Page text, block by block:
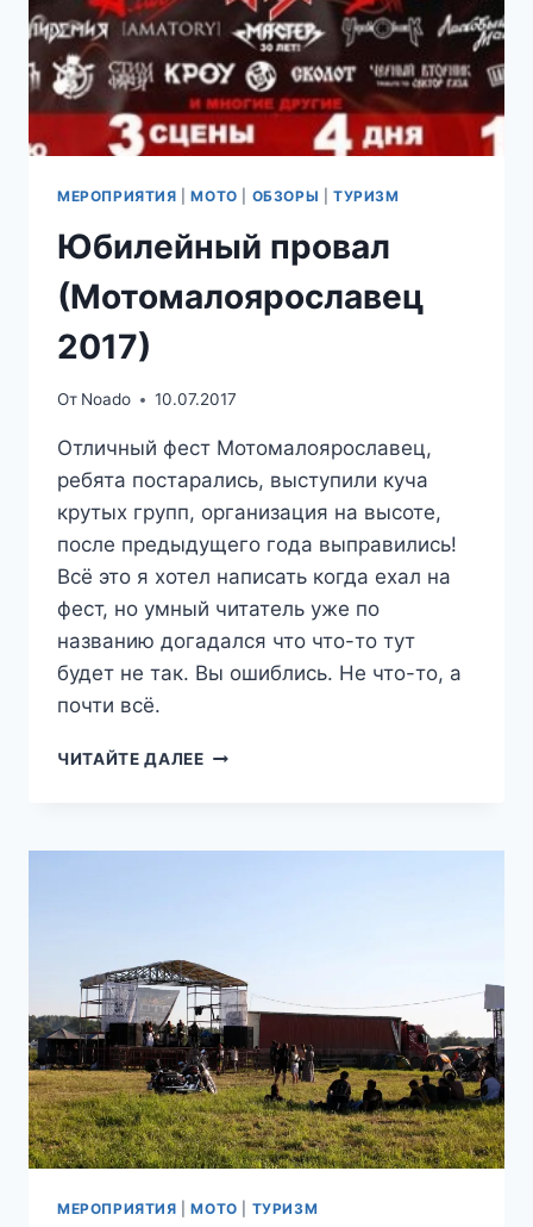
МЕРОПРИЯТИЯ |МОТО ОБЗОРЫ ТУРИЗМ
Юбилейный провал
(Мотомалоярославец
2017)
От Noado 10.07.2017
Отличный фест Мотомалоярославец,
ребята постарались, выступили куча
крутых групп, организация на высоте,
после предыдущего года выправились!
Всё это я хотел написать когда ехал на
фест, но умный читатель уже по
названию догадался что что-то тут
будет не так. Вы ошиблись. Не что-то, а
почти всё.
ЧИТАЙТЕ ДАЛЕЕЮБИЛЕЙНЫЙ
МЕРОПРИЯТИЯ |МОТО ТУРИЗМ